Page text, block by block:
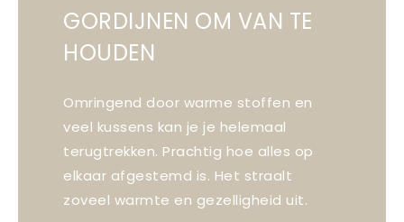
GORDIJNEN OM VAN TE
HOUDEN
Omringend door warme stoffen en
veel kussens kan je je helemaal
terugtrekken. Prachtig hoe alles op
elkaar afgestemd is. Het straalt
zoveel warmte en gezelligheid uit.